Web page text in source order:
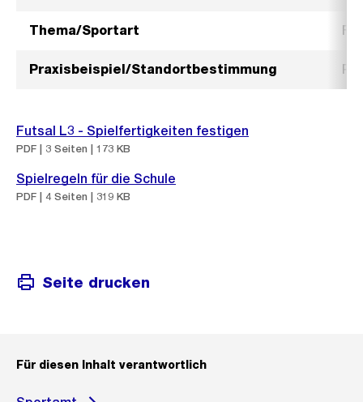
Thema/Sportart
Praxisbeispiel/Standortbestimmung
Futsal L3 - Spielfertigkeiten festigen
PDF | 3 Seiten | 173 KB
Spielregeln für die Schule
PDF | 4 Seiten | 319 KB
Seite drucken
Für diesen Inhalt verantwortlich